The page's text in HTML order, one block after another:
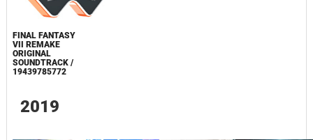
FINAL FANTASY
VII REMAKE
ORIGINAL
SOUNDTRACK /
19439785772
2019